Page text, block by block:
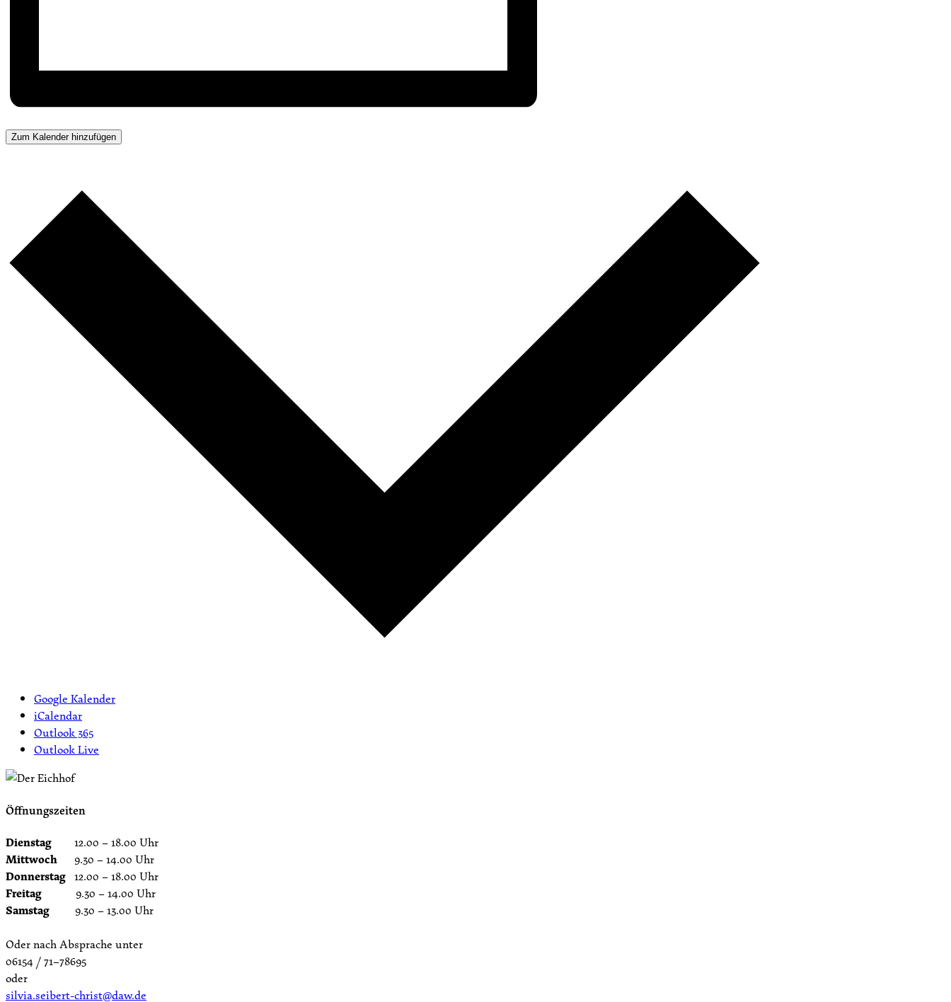
Zum Kalender hinzufügen
Google Kalender
iCalendar
Outlook 365
Outlook Live
Öffnungszeiten
Dienstag 12.00 – 18.00 Uhr
Mittwoch 9.30 – 14.00 Uhr
Donnerstag 12.00 – 18.00 Uhr
Freitag 9.30 – 14.00 Uhr
Samstag 9.30 – 13.00 Uhr
Oder nach Absprache unter
06154 / 71–78695
oder
silvia.seibert-christ@daw.de